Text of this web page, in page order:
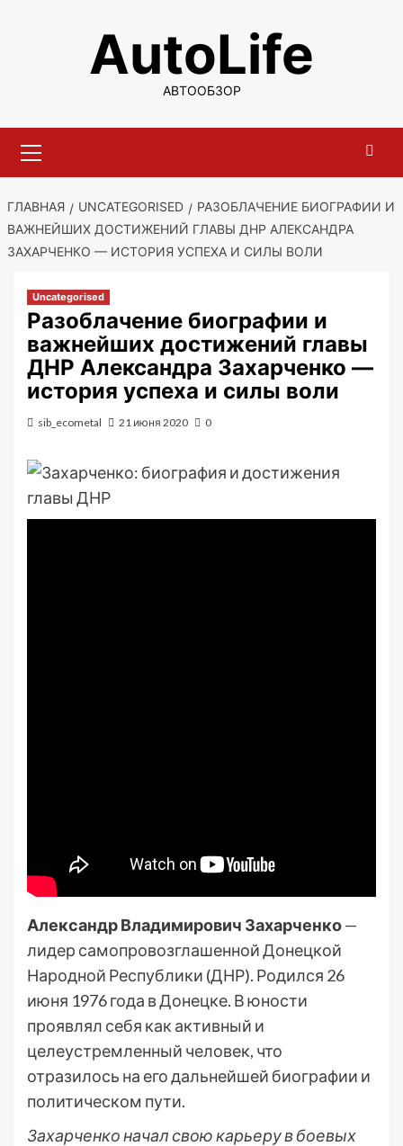
содержимомуAutoLife
АВТООБЗОР
меню
ГЛАВНАЯ UNCATEGORISED
РАЗОБЛАЧЕНИЕ БИОГРАФИИ И
ВАЖНЕЙШИХ ДОСТИЖЕНИЙ ГЛАВЫ ДНР АЛЕКСАНДРА
ЗАХАРЧЕНКО — ИСТОРИЯ УСПЕХА И СИЛЫ ВОЛИ
Uncategorised
Разоблачение биографии и
важнейших достижений главы
ДНР Александра Захарченко —
история успеха и силы воли
sib_ecometal 21 июня 2020 0
Александр Владимирович Захарченко—
лидер самопровозглашенной Донецкой
Народной Республики (ДНР). Родился 26
июня 1976 года в Донецке. В юности
проявлял себя как активный и
целеустремленный человек, что
отразилось на его дальнейшей биографии и
политическом пути.
Захарченко начал свою карьеру в боевых